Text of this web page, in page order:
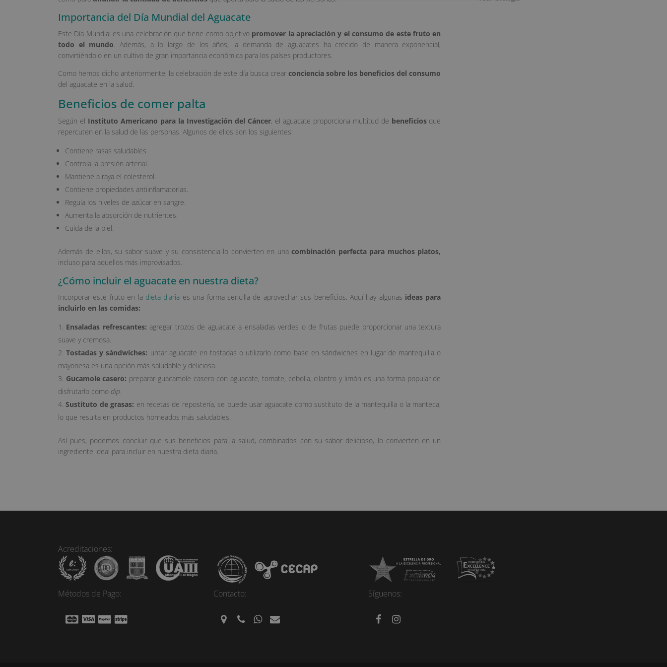
Importancia del Día Mundial del Aguacate
Este Día Mundial es una celebración que tiene como objetivo promover la apreciación y el consumo de este fruto en
todo el mundo. Además, a lo largo de los años, la demanda de aguacates ha crecido de manera exponencial,
convirtiéndolo en un cultivo de gran importancia económica para los países productores.
Como hemos dicho anteriormente, la celebración de este día busca crearconciencia sobre los beneficios del consumo
del aguacate en la salud.
Beneficios de comer palta
Según el Instituto Americano para la Investigación del Cáncer, el aguacate proporciona multitud de beneficiosque
repercuten en la salud de las personas. Algunos de ellos son los siguientes:
Contiene rasas saludables.
Controla la presión arterial.
Mantiene a raya el colesterol.
Contiene propiedades antiinflamatorias.
Regula los niveles de azúcar en sangre.
Aumenta la absorción de nutrientes.
Cuida de la piel.
Además de ellos, su sabor suave y su consistencia lo convierten en unacombinación perfecta para muchos platos,
incluso para aquellos más improvisados.
¿Cómo incluir el aguacate en nuestra dieta?
Incorporar este fruto en la dieta diaria es una forma sencilla de aprovechar sus beneficios. Aquí hay algunas ideas para
incluirlo en las comidas:
Ensaladas refrescantes: agregar trozos de aguacate a ensaladas verdes o de frutas puede proporcionar una textura
suave y cremosa.
Tostadas y sándwiches: untar aguacate en tostadas o utilizarlo como base en sándwiches en lugar de mantequilla o
mayonesa es una opción más saludable y deliciosa.
Gucamole casero: preparar guacamole casero con aguacate, tomate, cebolla, cilantro y limón es una forma popular de
disfrutarlo como dip.
Sustituto de grasas: en recetas de repostería, se puede usar aguacate como sustituto de la mantequilla o la manteca,
lo que resulta en productos horneados más saludables.
Así pues, podemos concluir que sus beneficios para la salud, combinados con su sabor delicioso, lo convierten en un
ingrediente ideal para incluir en nuestra dieta diaria.
Acreditaciones:
Métodos de Pago: Contacto: Síguenos: